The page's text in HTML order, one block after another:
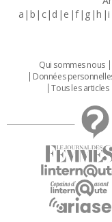
a b c d e f g h i
Qui sommes nous
Données
Tous les articles